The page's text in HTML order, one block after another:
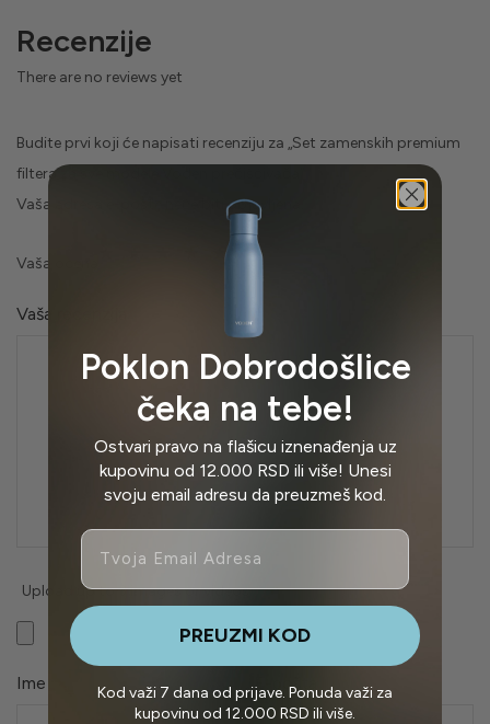
Recenzije
There are no reviews yet
Budite prvi koji će napisati recenziju za „Set zamenskih premium
filtera za sve modele Voden prečišćivača“
Vaša adresa e-pošte neće biti objavljena.
Vaša ocena
Vaša recenzija
Upload up to 3 images or videos
Ime E-pošta *
Poklon Dobrodošlice
čeka na tebe!
Ostvari pravo na flašicu iznenađenja uz
kupovinu od 12.000 RSD ili više! Unesi
svoju email adresu da preuzmeš kod.
Email
PREUZMI KOD
Kod važi 7 dana od prijave. Ponuda važi za
kupovinu od 12.000 RSD ili više.